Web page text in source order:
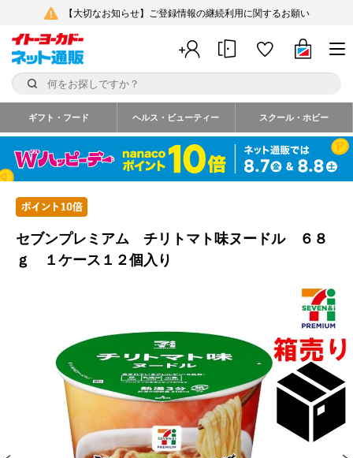
【大切なお知らせ】ご登録情報の継続利用に関するお願い
ギフト・フード ヘルス・ビューティー スクール・ホビー
セブンプレミアム チリトマト味ヌードル ６８
ｇ １ケース１２個入り